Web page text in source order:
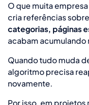
O que muita
cria referências
categorias, páginas
acabam
Quando tudo muda
algoritmo precisa
novamente.
Por isso, em projetos